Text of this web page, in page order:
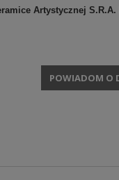
Artystycznej S.R.A.
POWIADOM O